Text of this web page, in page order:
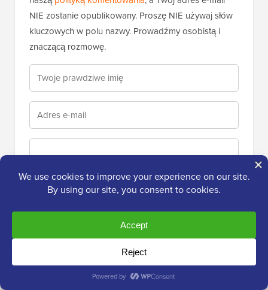
NIE zostanie opublikowany. Proszę NIE używaj słów
kluczowych w polu nazwy. Prowadźmy osobistą i
znaczącą rozmowę.